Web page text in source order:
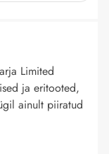
Limited
ja eritooted,
ainult piiratud